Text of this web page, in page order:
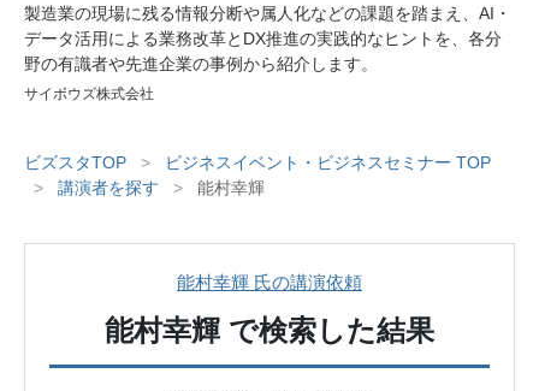
製造業の現場に残る情報分断や属人化などの課題を踏まえ、AI・
データ活用による業務改革とDX推進の実践的なヒントを、各分
野の有識者や先進企業の事例から紹介します。
サイボウズ株式会社
ビズスタTOP >
ビジネスイベント・ビジネスセミナー TOP
>
講演者を探す > 能村幸輝
能村幸輝 氏の講演依頼
能村幸輝 で検索した結果